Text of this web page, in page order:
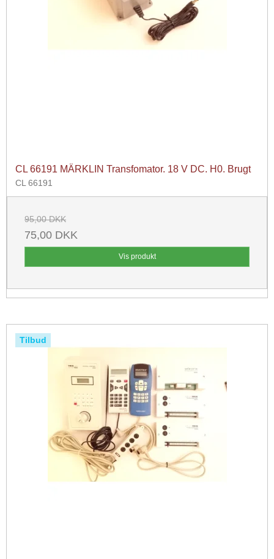
CL 66191 MÄRKLIN Transfomator. 18 V DC. H0. Brugt
CL 66191
95,00 DKK
75,00 DKK
Vis produkt
Tilbud